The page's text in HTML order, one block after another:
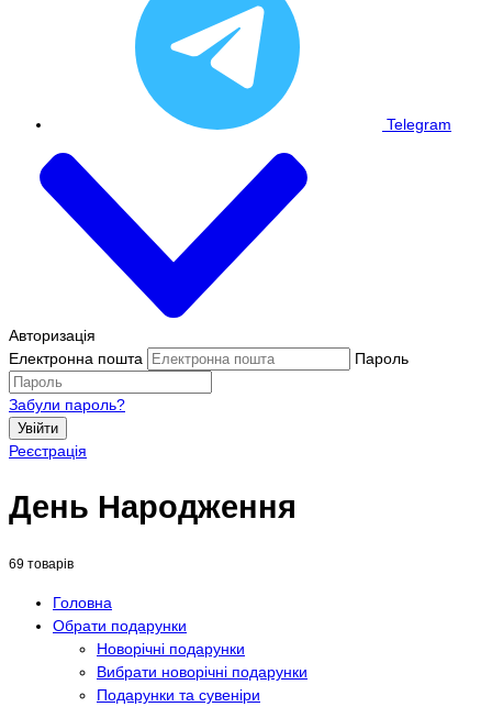
Telegram
Авторизація
Електронна пошта
Пароль
Забули пароль?
Увійти
Реєстрація
День Народження
69 товарів
Головна
Обрати подарунки
Новорічні подарунки
Вибрати новорічні подарунки
Подарунки та сувеніри